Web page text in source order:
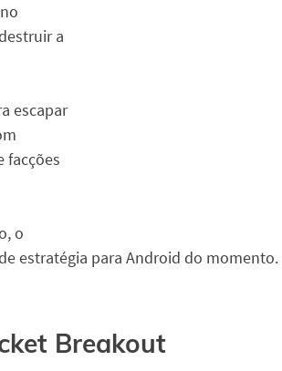
a
escapar
facções
o
estratégia para Android do momento.
Breakout